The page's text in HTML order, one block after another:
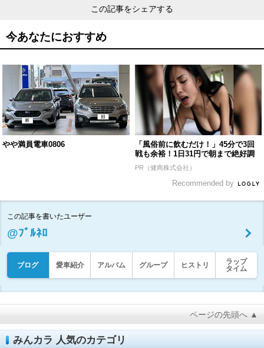
この記事をシェアする
今あなたにおすすめ
やや満員電車0806
「風俗前に飲むだけ！」45分で3回
戦も余裕！1日31円で朝まで絶好調
PR（健商株式会社）
Recommended by
この記事を書いたユーザー
@ﾌﾞﾙﾈﾛ
ブログ 愛車紹介 アルバム グループ ヒストリ
ラップ
タイム
ページの先頭へ ▲
みんカラ 人気のカテゴリ